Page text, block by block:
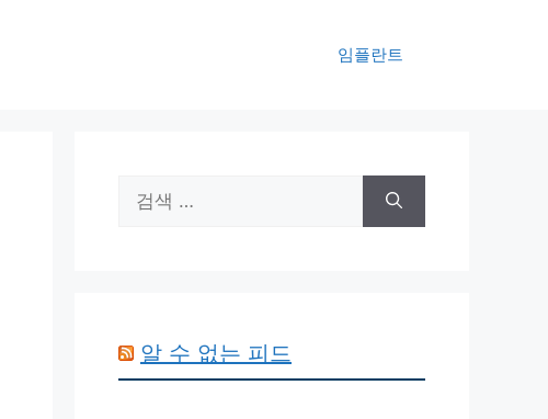
임플란트
색:
알 수 없는 피드